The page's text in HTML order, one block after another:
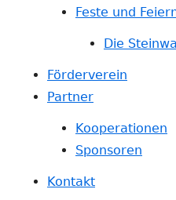
Feste und
Die
Förderverein
Partner
Kooperationen
Sponsoren
Kontakt